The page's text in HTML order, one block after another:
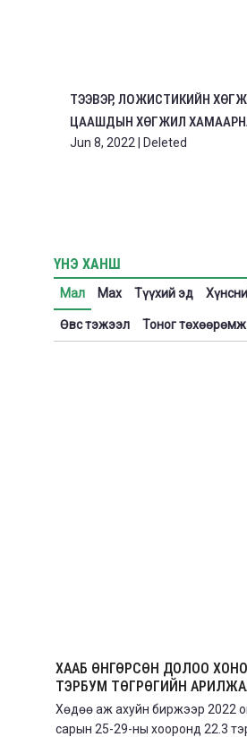
ТЭЭВЭР, ЛОЖИСТИКИЙН
ЦААШДЫН ХӨГЖИЛ
Jun 8, 2022 Deleted
ҮНЭ ХАНШ
Мал Мах Түүхий эд
Өвс тэжээл Тоног төхөөрөмж
ХААБ ӨНГӨРСӨН ДОЛОО
ТЭРБУМ ТӨГРӨГИЙН
Хөдөө аж ахуйн биржээр 2022
сарын 25-29-ны хооронд 22.3